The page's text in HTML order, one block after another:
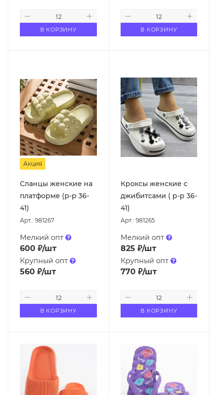
В КОРЗИНУ В КОРЗИНУ
Акция
Сланцы женские на
платформе (р-р 36-
41)
Арт.: 981267
Мелкий опт
600 ₽/шт
Крупный опт
560 ₽/шт
В КОРЗИНУ
Кроксы женские с
джибитсами ( р-р 36-
41)
Арт.: 981265
Мелкий опт
825 ₽/шт
Крупный опт
770₽/шт
В КОРЗИНУ